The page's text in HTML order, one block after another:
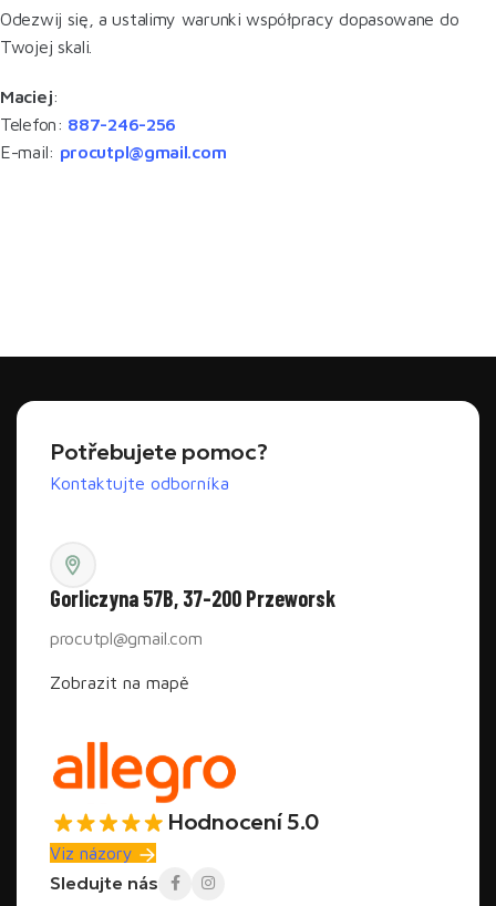
Odezwij się, a ustalimy warunki współpracy dopasowane do
Twojej skali.
Maciej:
Telefon: 887-246-256
E-mail: procutpl@gmail.com
Potřebujete pomoc?
Kontaktujte odborníka
Gorliczyna 57B, 37-200 Przeworsk
procutpl@gmail.com
Zobrazit na mapě
Hodnocení 5.0
Viz názory
Sledujte nás